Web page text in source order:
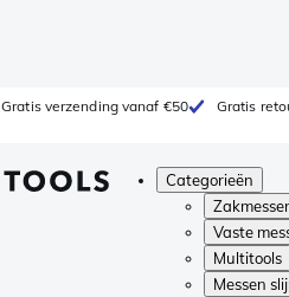
Gratis verzending vanaf €50 Gratis
Categorieën
Vaste
Multitools
Messen